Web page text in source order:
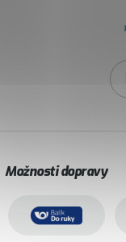
Možnosti dopravy